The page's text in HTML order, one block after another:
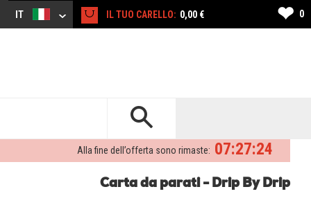
IT IL TUO CARELLO: 0,00 € ❤ 0
07:27:23
Alla fine dell’offerta sono rimaste:
Carta da parati - Drip By Drip